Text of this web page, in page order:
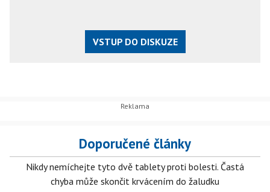
VSTUP DO DISKUZE
Doporučené články
Nikdy nemíchejte tyto dvě tablety proti bolesti. Častá
chyba může skončit krvácením do žaludku